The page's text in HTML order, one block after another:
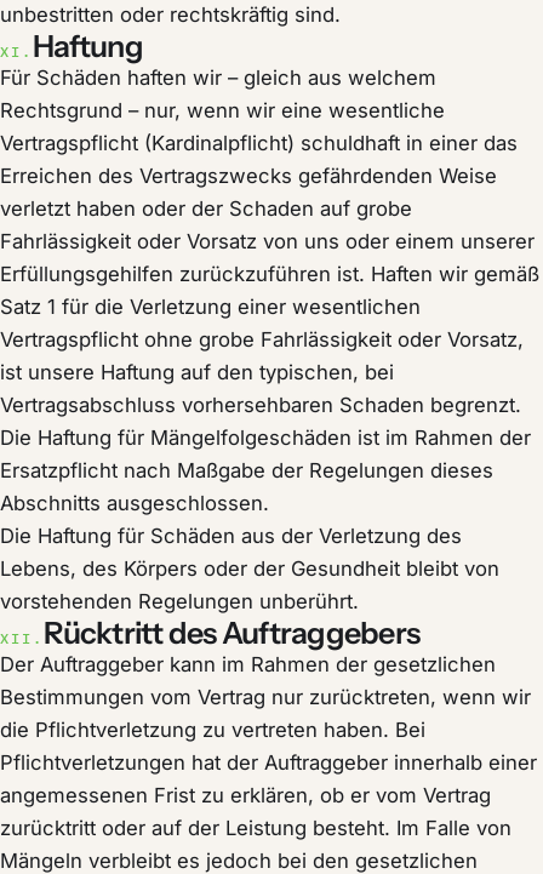
unbestritten oder rechtskräftig sind.
XI. Haftung
Für Schäden haften wir – gleich aus welchem
Rechtsgrund – nur, wenn wir eine wesentliche
Vertragspflicht (Kardinalpflicht) schuldhaft in einer das
Erreichen des Vertragszwecks gefährdenden Weise
verletzt haben oder der Schaden auf grobe
Fahrlässigkeit oder Vorsatz von uns oder einem unserer
Erfüllungsgehilfen zurückzuführen ist. Haften wir gemäß
Satz 1 für die Verletzung einer wesentlichen
Vertragspflicht ohne grobe Fahrlässigkeit oder Vorsatz,
ist unsere Haftung auf den typischen, bei
Vertragsabschluss vorhersehbaren Schaden begrenzt.
Die Haftung für Mängelfolgeschäden ist im Rahmen der
Ersatzpflicht nach Maßgabe der Regelungen dieses
Abschnitts ausgeschlossen.
Die Haftung für Schäden aus der Verletzung des
Lebens, des Körpers oder der Gesundheit bleibt von
vorstehenden Regelungen unberührt.
XII. Rücktritt des Auftraggebers
Der Auftraggeber kann im Rahmen der gesetzlichen
Bestimmungen vom Vertrag nur zurücktreten, wenn wir
die Pflichtverletzung zu vertreten haben. Bei
Pflichtverletzungen hat der Auftraggeber innerhalb einer
angemessenen Frist zu erklären, ob er vom Vertrag
zurücktritt oder auf der Leistung besteht. Im Falle von
Mängeln verbleibt es jedoch bei den gesetzlichen